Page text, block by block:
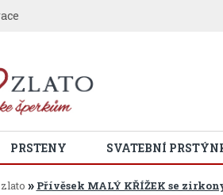
PRSTENY SVATEBNÍ
» Přívěsek MALÝ KŘÍŽEK se